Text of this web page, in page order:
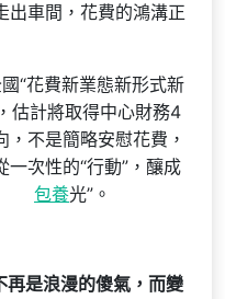
出車間，花費的鴻溝正
“花費新業態新形式新
估計將取得中心財務4
不是簡略安慰花費，
次性的“行動”，釀成
包養光”。
再是浪漫的傻氣，而變